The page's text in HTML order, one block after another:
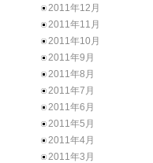
2011年12月
2011年11月
2011年10月
2011年9月
2011年8月
2011年7月
2011年6月
2011年5月
2011年4月
2011年3月